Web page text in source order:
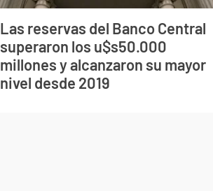
Las reservas del Banco Central
superaron los u$s50.000
millones y alcanzaron su mayor
nivel desde 2019